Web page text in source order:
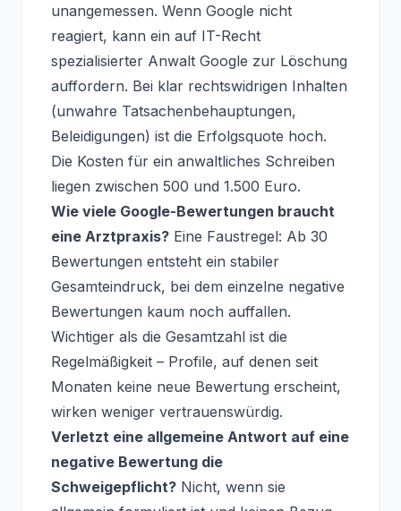
unangemessen. Wenn Google nicht
reagiert, kann ein auf IT-Recht
spezialisierter Anwalt Google zur Löschung
auffordern. Bei klar rechtswidrigen Inhalten
(unwahre Tatsachenbehauptungen,
Beleidigungen) ist die Erfolgsquote hoch.
Die Kosten für ein anwaltliches Schreiben
liegen zwischen 500 und 1.500 Euro.
Wie viele Google-Bewertungen braucht
eine Arztpraxis? Eine Faustregel: Ab 30
Bewertungen entsteht ein stabiler
Gesamteindruck, bei dem einzelne negative
Bewertungen kaum noch auffallen.
Wichtiger als die Gesamtzahl ist die
Regelmäßigkeit – Profile, auf denen seit
Monaten keine neue Bewertung erscheint,
wirken weniger vertrauenswürdig.
Verletzt eine allgemeine Antwort auf eine
negative Bewertung die
Schweigepflicht? Nicht, wenn sie